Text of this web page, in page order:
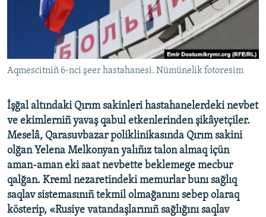
Русский
Українською
QOŞULIÑIZ!
RFE/RS bütün saytları
Aqmescitniñ 6-nci şeer hastahanesi. Nümünelik fotoresim
İşğal altındaki Qırım sakinleri hastahanelerdeki nevbet
ve ekimlerniñ yavaş qabul etkenlerinden şikâyetçiler.
Meselâ, Qarasuvbazar poliklinikasında Qırım sakini
olğan Yelena Melkonyan yalıñız talon almaq içün
aman-aman eki saat nevbette beklemege mecbur
qalğan. Kreml nezaretindeki memurlar bunı sağlıq
saqlav sistemasınıñ tekmil olmağanını sebep olaraq
kösterip, «Rusiye vatandaşlarınıñ sağlığını saqlav